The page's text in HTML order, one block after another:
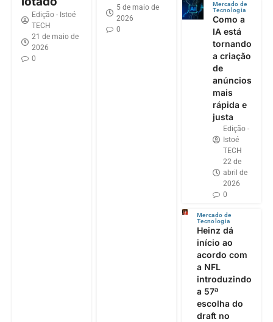
Edição - Istoé
TECH
21 de maio de
2026
0
5 de maio de
2026
0
Mercado de
Tecnologia
Como a
IA está
tornando
a criação
de
anúncios
mais
rápida e
justa
Edição -
Istoé
TECH
22 de
abril de
2026
0
Mercado de
Tecnologia
Heinz dá
início ao
acordo com
a NFL
introduzindo
a 57ª
escolha do
draft no